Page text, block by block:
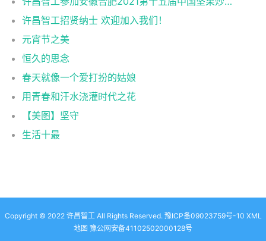
许昌智工招贤纳士 欢迎加入我们！
元宵节之美
恒久的思念
春天就像一个爱打扮的姑娘
用青春和汗水浇灌时代之花
【美图】坚守
生活十最
Copyright © 2022 许昌智工 All Rights Reserved. 豫ICP备09023759号-10 XML
地图 豫公网安备41102502000128号